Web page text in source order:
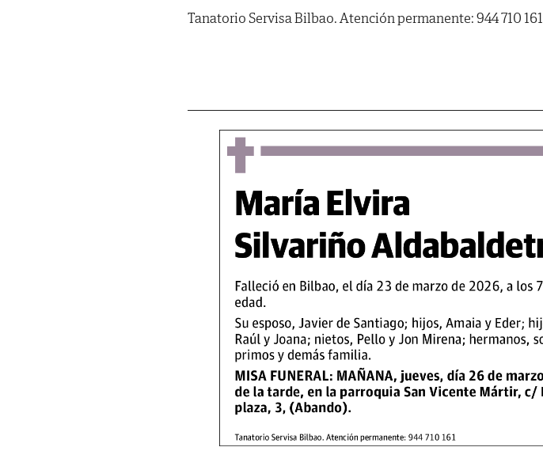
Tanatorio Servisa Bilbao. Atención permanente: 944 710 161